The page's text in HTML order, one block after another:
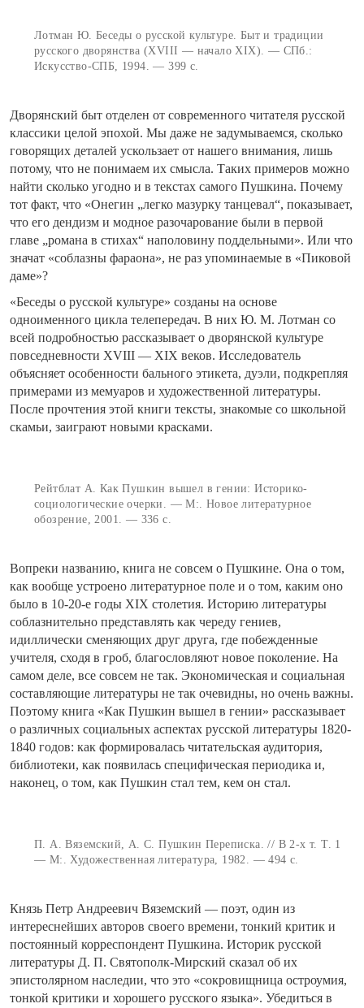
Лотман Ю. Беседы о русской культуре. Быт и традиции
русского дворянства (XVIII — начало XIX). — СПб.:
Искусство-СПБ, 1994. — 399 с.
Дворянский быт отделен от современного читателя русской
классики целой эпохой. Мы даже не задумываемся, сколько
говорящих деталей ускользает от нашего внимания, лишь
потому, что не понимаем их смысла. Таких примеров можно
найти сколько угодно и в текстах самого Пушкина. Почему
тот факт, что «Онегин „легко мазурку танцевал“, показывает,
что его дендизм и модное разочарование были в первой
главе „романа в стихах“ наполовину поддельными». Или что
значат «соблазны фараона», не раз упоминаемые в «Пиковой
даме»?
«Беседы о русской культуре» созданы на основе
одноименного цикла телепередач. В них Ю. М. Лотман со
всей подробностью рассказывает о дворянской культуре
повседневности XVIII — XIX веков. Исследователь
объясняет особенности бального этикета, дуэли, подкрепляя
примерами из мемуаров и художественной литературы.
После прочтения этой книги тексты, знакомые со школьной
скамьи, заиграют новыми красками.
Рейтблат А. Как Пушкин вышел в гении: Историко-
социологические очерки. — М:. Новое литературное
обозрение, 2001. — 336 с.
Вопреки названию, книга не совсем о Пушкине. Она о том,
как вообще устроено литературное поле и о том, каким оно
было в 10-20-е годы XIX столетия. Историю литературы
соблазнительно представлять как череду гениев,
идиллически сменяющих друг друга, где побежденные
учителя, сходя в гроб, благословляют новое поколение. На
самом деле, все совсем не так. Экономическая и социальная
составляющие литературы не так очевидны, но очень важны.
Поэтому книга «Как Пушкин вышел в гении» рассказывает
о различных социальных аспектах русской литературы 1820-
1840 годов: как формировалась читательская аудитория,
библиотеки, как появилась специфическая периодика и,
наконец, о том, как Пушкин стал тем, кем он стал.
П. А. Вяземский, А. С. Пушкин Переписка. // В 2-х т. Т. 1
— М:. Художественная литература, 1982. — 494 с.
Князь Петр Андреевич Вяземский — поэт, один из
интереснейших авторов своего времени, тонкий критик и
постоянный корреспондент Пушкина. Историк русской
литературы Д. П. Святополк-Мирский сказал об их
эпистолярном наследии, что это «сокровищница остроумия,
тонкой критики и хорошего русского языка». Убедиться в